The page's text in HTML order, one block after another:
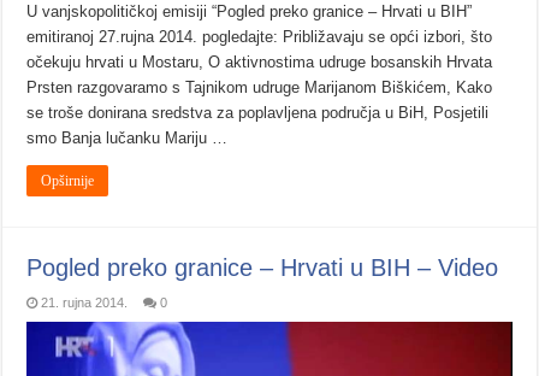
U vanjskopolitičkoj emisiji “Pogled preko granice – Hrvati u BIH”
emitiranoj 27.rujna 2014. pogledajte: Približavaju se opći izbori, što
očekuju hrvati u Mostaru, O aktivnostima udruge bosanskih Hrvata
Prsten razgovaramo s Tajnikom udruge Marijanom Biškićem, Kako
se troše donirana sredstva za poplavljena područja u BiH, Posjetili
smo Banja lučanku Mariju …
Opširnije
Pogled preko granice – Hrvati u BIH – Video
21. rujna 2014. 0